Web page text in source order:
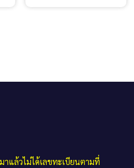
าแล้วไม่ได้เลขทะเบียนตามที่